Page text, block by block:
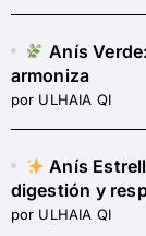
Anís
armoniza
por ULHAIA QI
Anís
digestión y
por ULHAIA QI